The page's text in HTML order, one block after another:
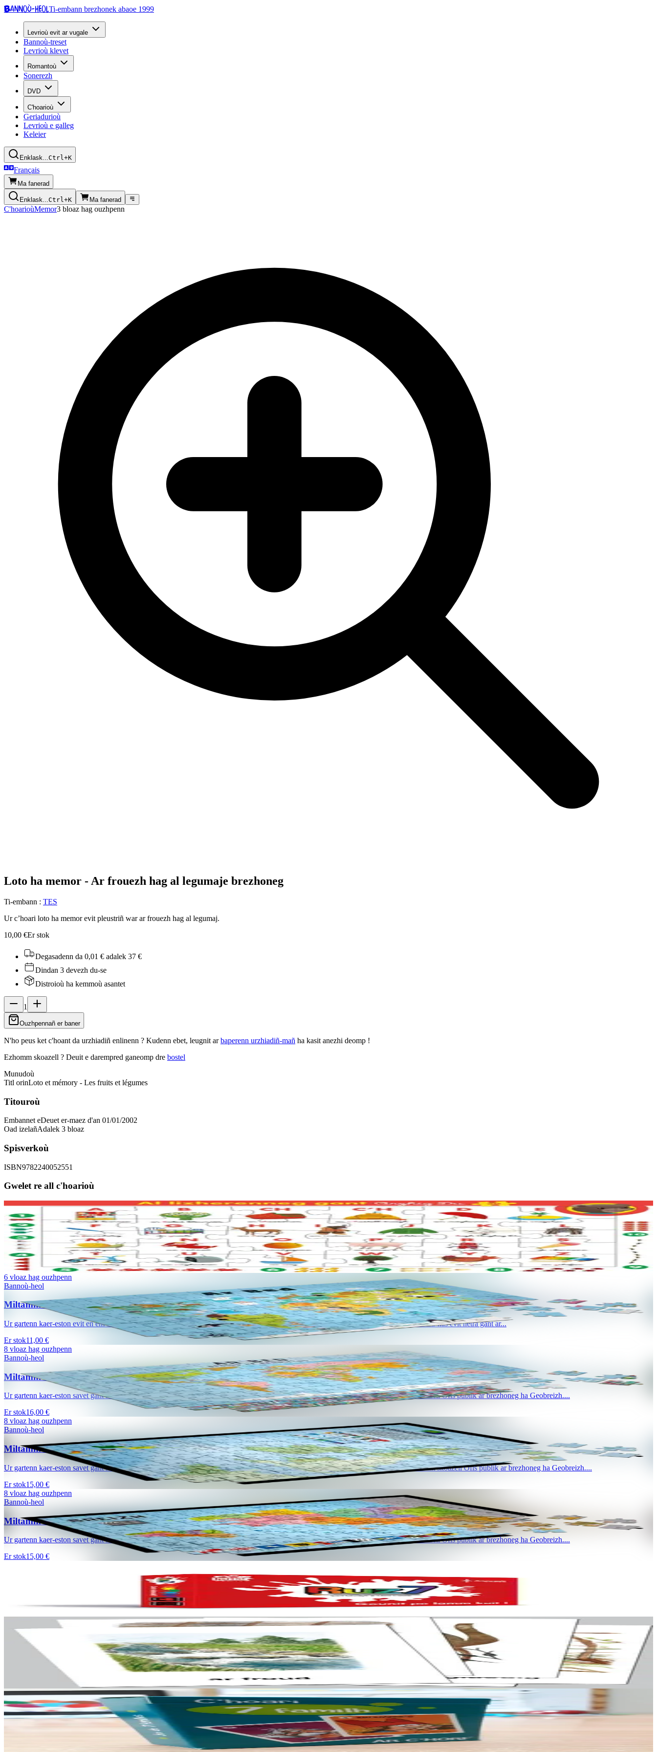
Bannoù-heolTi-embann brezhonek abaoe 1999
Levrioù evit ar vugale
Bannoù-treset
Levrioù klevet
Romantoù
Sonerezh
DVD
C'hoarioù
Geriadurioù
Levrioù e galleg
Keleier
Enklask...Ctrl+K
Français
Ma fanerad
Enklask...Ctrl+K Ma fanerad
C'hoarioùMemor3 bloaz hag ouzhpenn
Loto ha memor - Ar frouezh hag al legumaje brezhoneg
Ti-embann : TES
Ur c’hoari loto ha memor evit pleustriñ war ar frouezh hag al legumaj.
10,00 €Er stok
Degasadenn da 0,01 € adalek 37 €
Dindan 3 devezh du-se
Distroioù ha kemmoù asantet
1
Ouzhpennañ er baner
N'ho peus ket c'hoant da urzhiadiñ enlinenn ? Kudenn ebet, leugnit arbaperenn urzhiadiñ-mañ ha kasit anezhi deomp !
Ezhomm skoazell ? Deuit e darempred ganeomp dre bostel
Munudoù
Titl orinLoto et mémory - Les fruits et légumes
Titouroù
Embannet eDeuet er-maez d'an 01/01/2002
Oad izelañAdalek 3 bloaz
Spisverkoù
ISBN9782240052551
Gwelet re all c'hoarioù
3 bloaz hag ouzhpenn
Bannoù-heol
Miltamm "Lizherenneg Arzhig Du" (30 tamm)
Kentañ lizherenneg Arzhig Du e brezhoneg dindan stumm ur miltamm evit en em dommañ ouzh al lenn ha deskiñ en ur c'hoari. Gant skoazell Ofis publik ar Brezhoneg....
Er stok8,00 €
6 vloaz hag ouzhpenn
Bannoù-heol
Miltamm Kartenn ar Bed (280 tamm)
Ur gartenn kaer-eston evit en em dommañ ouzh douaroniezh ar Bed ha deskiñ en ur c'hoari. Gant skoazell Ofis Publik ar Brezhoneg. Mizoù-kas evit netra gant ar...
Er stok11,00 €
8 vloaz hag ouzhpenn
Bannoù-heol
Miltamm Kartenn ar Bed (1000 tamm)
Ur gartenn kaer-eston savet gant Mikael Bodlore-Penlaez evit en em dommañ ouzh douaroniezh ar Bed ha deskiñ en ur c'hoari. Gant skoazell Ofis publik ar brezhoneg ha Geobreizh....
Er stok16,00 €
8 vloaz hag ouzhpenn
Bannoù-heol
Miltamm Broadoù keltiek (500 tamm)
Ur gartenn kaer-eston savet gant Mikael Bodlore-Penlaez en em dommañ ouzh douaroniezh ar broadoù keltiek ha deskiñ en ur c'hoari. Gant skoazell Ofis publik ar brezhoneg ha Geobreizh....
Er stok15,00 €
8 vloaz hag ouzhpenn
Bannoù-heol
Miltamm Breizh (500 tamm) - Eil embann
Ur gartenn kaer-eston savet gant Mikael Bodlore-Penlaez evit en em dommañ ouzh douaroniezh Breizh ha deskiñ en ur c'hoari. Gant skoazell Ofis publik ar brezhoneg ha Geobreizh....
Er stok15,00 €
2 vloaz hag ouzhpenn
TES
A-rummadoù
126 kartenn-skeudenn da renkañ dre rummadoù : loened, plant, traoù… Diwar mennozh Isabelle Le Nabat.
6 vloaz hag ouzhpenn
Keit vimp bev
C’hoari 7 familh – Ar c’horf
Ur c'hoari "7" familh diwar-benn ar c'horf gant 9 familh ! Roll an 9 familh : Bleveg, Lagadeg, Skouarneg, Taleg, Danteg, Troadeg, Keineg, Frieg hag Ivineg.